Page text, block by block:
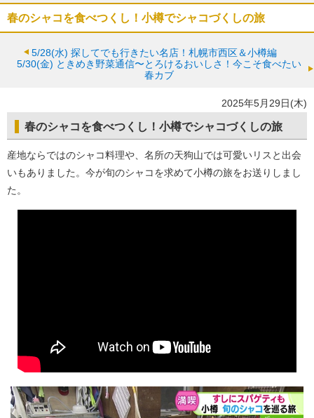
春のシャコを食べつくし！小樽でシャコづくしの旅
5/28(水) 探してでも行きたい名店！札幌市西区＆小樽編
5/30(金) ときめき野菜通信〜とろけるおいしさ！今こそ食べたい
春カブ
2025年5月29日(木)
春のシャコを食べつくし！小樽でシャコづくしの旅
産地ならではのシャコ料理や、名所の天狗山では可愛いリスと出会
いもありました。今が旬のシャコを求めて小樽の旅をお送りしまし
た。